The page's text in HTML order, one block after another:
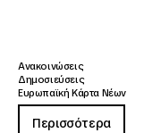
Ανακοινώσεις
Δημοσιεύσεις
Ευρωπαϊκή Κάρτα Νέων
Περισσότερα